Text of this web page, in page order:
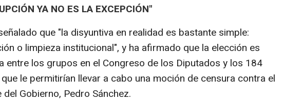
YA NO ES LA EXCEPCIÓN"
que "la disyuntiva en realidad es bastante simple:
o limpieza institucional", y ha afirmado que la elección es
entre los grupos en el Congreso de los Diputados y los 184
le permitirían llevar a cabo una moción de censura contra el
Gobierno, Pedro Sánchez.